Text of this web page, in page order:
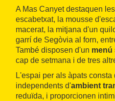
A Mas Canyet destaquen
escabetxat, la mousse
macerat, la mitjana d'un
garrí de Segòvia al forn,
També disposen d'un menú
cap de setmana i de tres
L'espai per als àpats consta
independents d'ambient
reduïda, i proporcionen